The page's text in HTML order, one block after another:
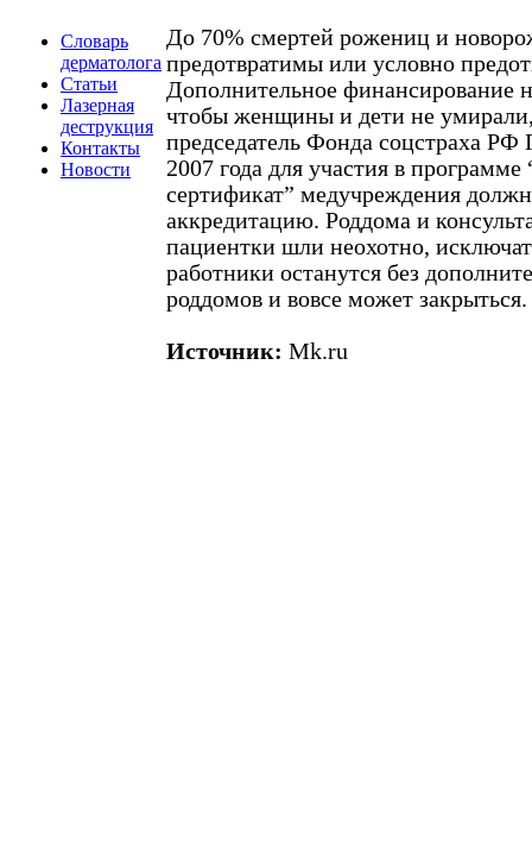
Словарь
дерматолога
Статьи
Лазерная
деструкция
Контакты
Новости
До 70% смертей рожениц и
предотвратимы или условно
Дополнительное финансирование
чтобы женщины и дети не
председатель Фонда соцстраха РФ
2007 года для участия в программе
сертификат” медучреждения
аккредитацию. Роддома и
пациентки шли неохотно,
работники останутся без
роддомов и вовсе может закрыться.
Источник: Mk.ru